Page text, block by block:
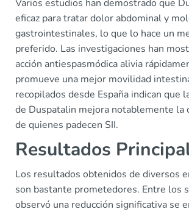
Varios estudios han demostrado que
eficaz para tratar dolor abdominal y
gastrointestinales, lo que lo hace un
preferido. Las investigaciones han
acción antiespasmódica alivia
promueve una mejor movilidad
recopilados desde España indican que
de Duspatalin mejora notablemente la
de quienes padecen SII.
Resultados
Los resultados obtenidos de diversos
son bastante prometedores. Entre los
observó una reducción significativa se